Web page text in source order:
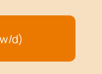
d)